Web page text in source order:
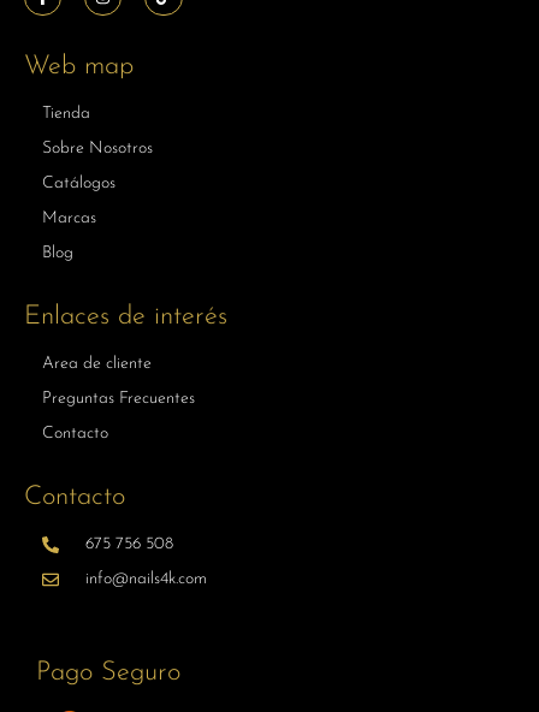
Web map
Tienda
Sobre Nosotros
Catálogos
Marcas
Blog
Enlaces de interés
Area de cliente
Preguntas Frecuentes
Contacto
Contacto
675 756 508
info@nails4k.com
Pago Seguro